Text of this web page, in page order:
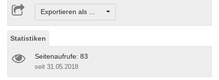
Exportieren als ...
Statistiken
Seitenaufrufe: 83
seit 31.05.2018